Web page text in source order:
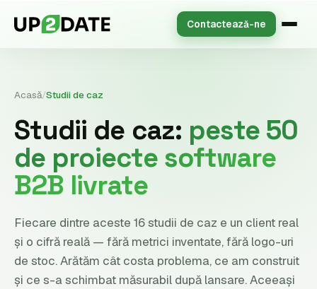
Contactează-ne
Acasă/Studii de caz
Studii de caz: peste 50
de proiecte software
B2B livrate
Fiecare dintre aceste 16 studii de caz e un client real
și o cifră reală — fără metrici inventate, fără logo-uri
de stoc. Arătăm cât costa problema, ce am construit
și ce s-a schimbat măsurabil după lansare. Aceeași